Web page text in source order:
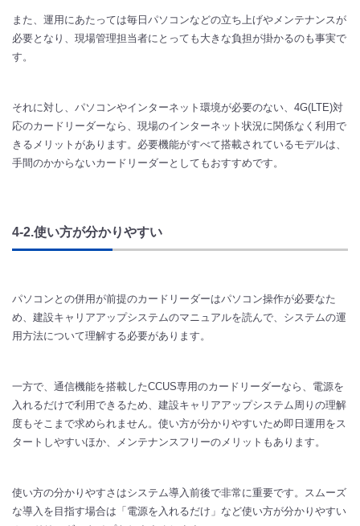
また、運用にあたっては毎日パソコンなどの立ち上げやメンテナンスが
必要となり、現場管理担当者にとっても大きな負担が掛かるのも事実で
す。
それに対し、パソコンやインターネット環境が必要のない、4G(LTE)対
応のカードリーダーなら、現場のインターネット状況に関係なく利用で
きるメリットがあります。必要機能がすべて搭載されているモデルは、
手間のかからないカードリーダーとしてもおすすめです。
4-2.使い方が分かりやすい
パソコンとの併用が前提のカードリーダーはパソコン操作が必要なた
め、建設キャリアアップシステムのマニュアルを読んで、システムの運
用方法について理解する必要があります。
一方で、通信機能を搭載したCCUS専用のカードリーダーなら、電源を
入れるだけで利用できるため、建設キャリアアップシステム周りの理解
度もそこまで求められません。使い方が分かりやすいため即日運用をス
タートしやすいほか、メンテナンスフリーのメリットもあります。
使い方の分かりやすさはシステム導入前後で非常に重要です。スムーズ
な導入を目指す場合は「電源を入れるだけ」など使い方が分かりやすい